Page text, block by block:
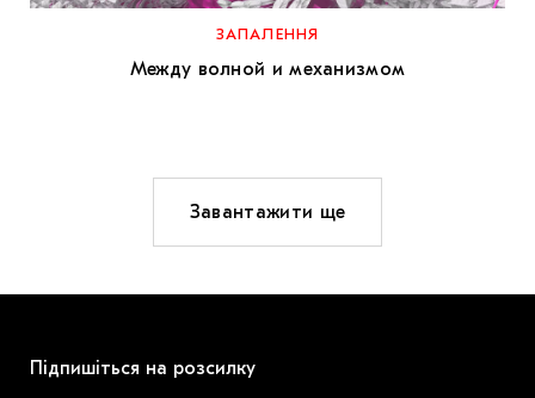
ЗАПАЛЕННЯ
Между волной и механизмом
Завантажити ще
Підпишіться на розсилку